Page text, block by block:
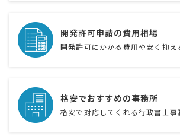
開発許可申請の費用相場
開発許可にかかる費用や安く抑え
格安でおすすめの事務所
格安で対応してくれる行政書士事